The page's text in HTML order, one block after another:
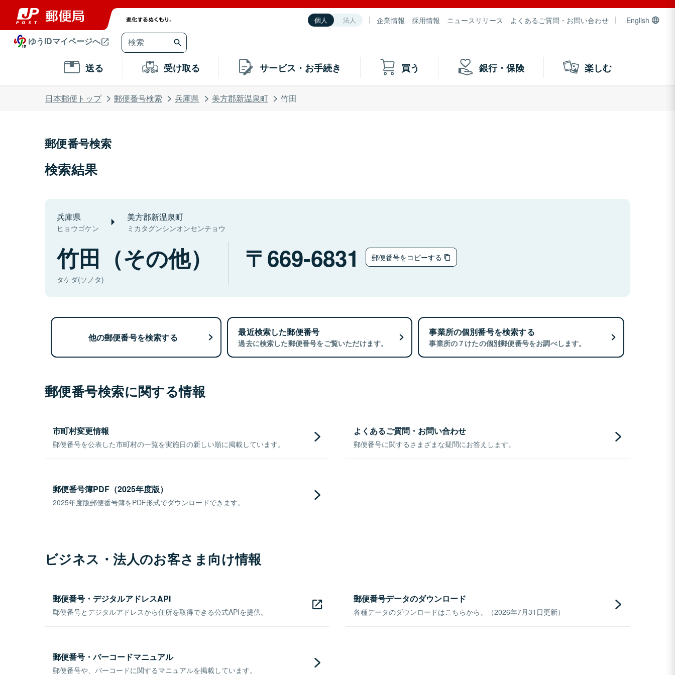
個人 法人 企業情報 採用情報 ニュースリリース よくあるご質問・お問い合わせ English
ゆうIDマイページへ
送る 受け取る サービス・お手続き 買う 銀行・保険 楽しむ
日本郵便トップ 郵便番号検索 兵庫県 美方郡新温泉町 竹田
郵便番号検索
検索結果
兵庫県
ヒョウゴケン
美方郡新温泉町
ミカタグンシンオンセンチョウ
竹田（その他）
タケダ(ソノタ)
669-6831 郵便番号をコピーする
他の郵便番号を検索する 最近検索した郵便番号
過去に検索した郵便番号をご覧いただけます。
事業所の個別番号を検索する
事業所の７けたの個別郵便番号をお調べします。
郵便番号検索に関する情報
市町村変更情報
郵便番号を公表した市町村の一覧を実施日の新しい順に掲載しています。
よくあるご質問・お問い合わせ
郵便番号に関するさまざまな疑問にお答えします。
郵便番号簿PDF（2025年度版）
2025年度版郵便番号簿をPDF形式でダウンロードできます。
ビジネス・法人のお客さま向け情報
郵便番号・デジタルアドレスAPI
郵便番号とデジタルアドレスから住所を取得できる公式APIを提供。
郵便番号データのダウンロード
各種データのダウンロードはこちらから。（2026年7月31日更新）
郵便番号・バーコードマニュアル
郵便番号や、バーコードに関するマニュアルを掲載しています。